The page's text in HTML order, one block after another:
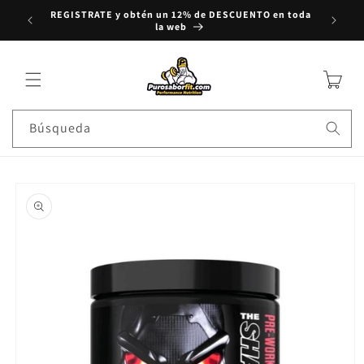
al contenido
REGISTRATE y obtén un 12% de DESCUENTO en toda
la web
Carrito
Búsqueda
a la información del producto